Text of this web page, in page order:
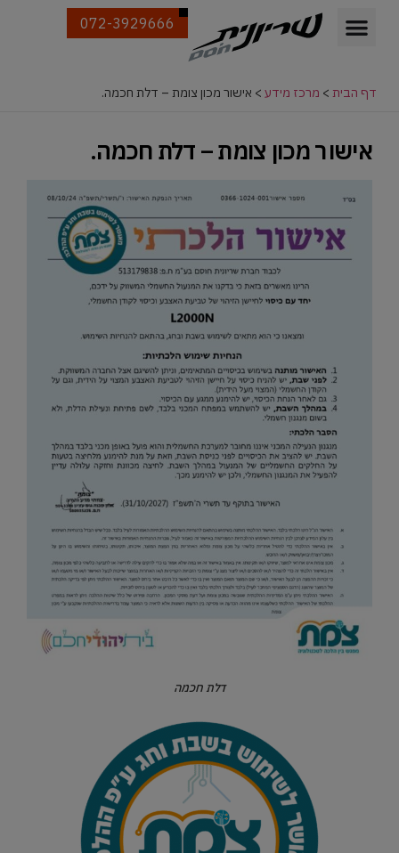
072-3929666
דף הבית > מרכז מידע > אישור מכון צומת – דלת חכמה.
אישור מכון צומת – דלת חכמה.
דלת חכמה